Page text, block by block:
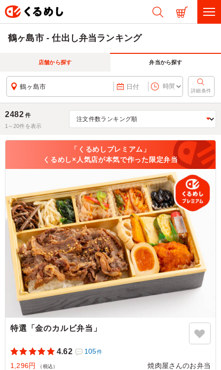
鶴ヶ島市 - 仕出し弁当ランキング
店舗から探す 弁当から探す
鶴ヶ島市 日付
詳細条件
2482 件
1～20件を表示
「くるめしプレミアム」
くるめし×人気店が本気で作った限定弁当
特選「金のカルビ弁当」
4.62 105件
1,296円 （税込） 焼肉屋さんのお弁当